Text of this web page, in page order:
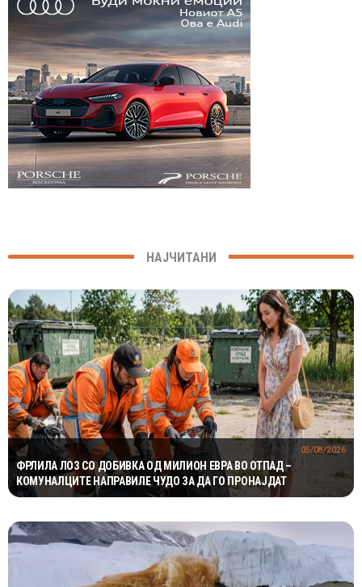
НАЈЧИТАНИ
ФРЛИЛА ЛОЗ СО ДОБИВКА ОД МИЛИОН ЕВРА ВО ОТПАД –
КОМУНАЛЦИТЕ НАПРАВИЛЕ ЧУДО ЗА ДА ГО ПРОНАЈДАТ
05/08/2026